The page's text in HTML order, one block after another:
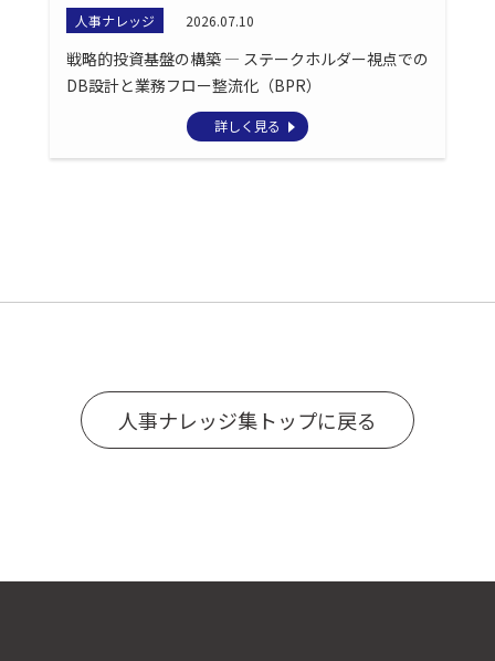
人事ナレッジ 2026.07.10
戦略的投資基盤の構築 ― ステークホルダー視点での
DB設計と業務フロー整流化（BPR）
詳しく見る
人事ナレッジ集トップに戻る